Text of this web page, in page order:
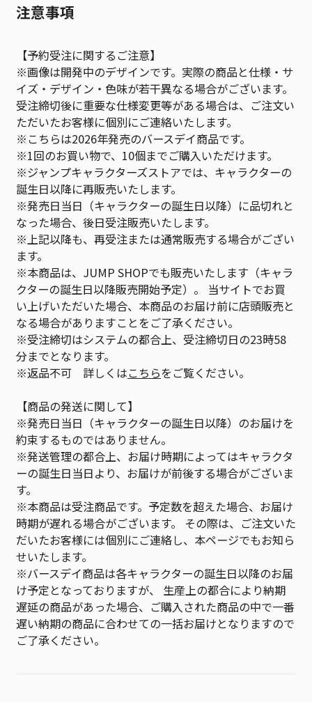
注意事項
【予約受注に関するご注意】
※画像は開発中のデザインです。実際の商品と仕様・サ
イズ・デザイン・色味が若干異なる場合がございます。
受注締切後に重要な仕様変更等がある場合は、ご注文い
ただいたお客様に個別にご連絡いたします。
※こちらは2026年発売のバースデイ商品です。
※1回のお買い物で、10個までご購入いただけます。
※ジャンプキャラクターズストアでは、キャラクターの
誕生日以降に再販売いたします。
※発売日当日（キャラクターの誕生日以降）に品切れと
なった場合、後日受注販売いたします。
※上記以降も、再受注または通常販売する場合がござい
ます。
※本商品は、JUMP SHOPでも販売いたします（キャラ
クターの誕生日以降販売開始予定）。 当サイトでお買
い上げいただいた場合、本商品のお届け前に店頭販売と
なる場合がありますことをご了承ください。
※受注締切はシステムの都合上、受注締切日の23時58
分までとなります。
※返品不可 詳しくはこちらをご覧ください。
【商品の発送に関して】
※発売日当日（キャラクターの誕生日以降）のお届けを
約束するものではありません。
※発送管理の都合上、お届け時期によってはキャラクタ
ーの誕生日当日より、お届けが前後する場合がございま
す。
※本商品は受注商品です。予定数を超えた場合、お届け
時期が遅れる場合がございます。 その際は、ご注文いた
だいたお客様には個別にご連絡し、本ページでもお知ら
せいたします。
※バースデイ商品は各キャラクターの誕生日以降のお届
け予定となっておりますが、 生産上の都合により納期
遅延の商品があった場合、ご購入された商品の中で一番
遅い納期の商品に合わせての一括お届けとなりますので
ご了承ください。